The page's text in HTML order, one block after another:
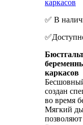
каркасов
✅ В
каркасов
создан
во время
Мягкий